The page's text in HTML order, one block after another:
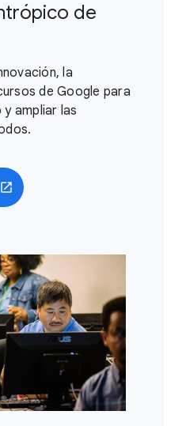
de
la
de Google para
ampliar las